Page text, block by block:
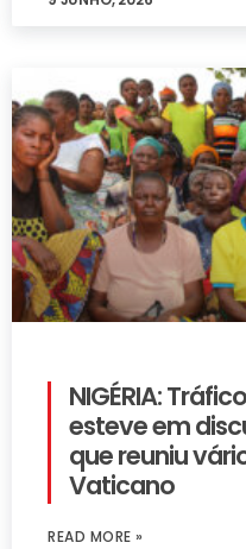
NIGÉRIA:
esteve em
que reuniu
Vaticano
READ MORE »